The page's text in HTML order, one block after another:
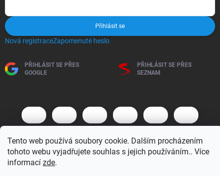
Tento web používá soubory cookie. Dalším procházením
tohoto webu vyjadřujete souhlas s jejich používáním.. Více
informací zde.
Přihlásit se
Nová registraceZapomenuté heslo
PŘIHLÁSIT SE PŘES
GOOGLE
PŘIHLÁSIT SE PŘES
SEZNAM